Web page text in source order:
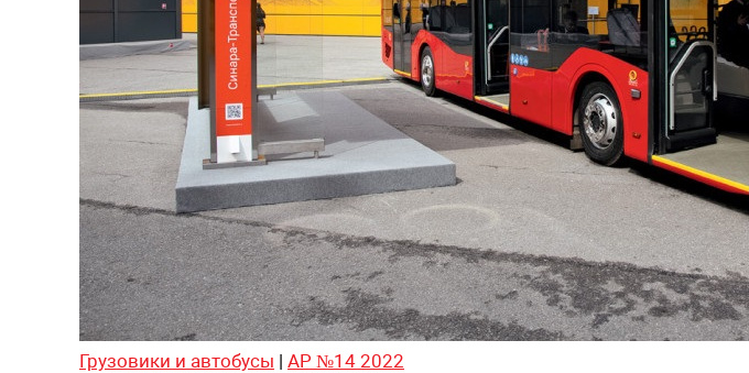
Грузовики и автобусы | АР №14 2022